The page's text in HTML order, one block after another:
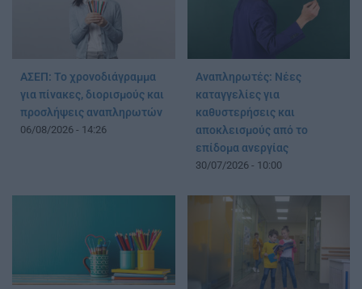
ΑΣΕΠ: Το χρονοδιάγραμμα
για πίνακες, διορισμούς και
προσλήψεις αναπληρωτών
06/08/2026 - 14:26
Αναπληρωτές: Νέες
καταγγελίες για
καθυστερήσεις και
αποκλεισμούς από το
επίδομα ανεργίας
30/07/2026 - 10:00